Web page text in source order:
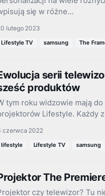
się w różne…
lutego 2023
Lifestyle TV samsung The
serii
produktów
tym roku widzowie mają
Lifestyle. Każdy
czerwca 2022
lifestyle Lifestyle TV samsung
The
czy telewizor? Tu